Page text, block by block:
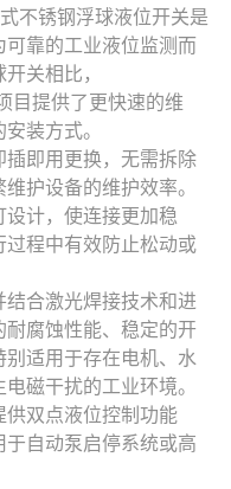
不锈钢浮球液位开关是
靠的工业液位监测而
关相比，
提供了更快速的维
装方式。
即用更换，无需拆除
护设备的维护效率。
计，使连接更加稳
程中有效防止松动或
合激光焊接技术和进
腐蚀性能、稳定的开
适用于存在电机、水
磁干扰的工业环境。
双点液位控制功能
于自动泵启停系统或高